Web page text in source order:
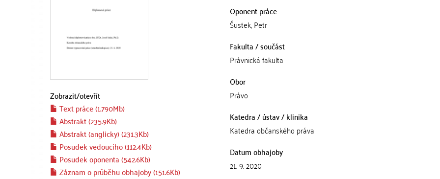
Zobrazit/otevřít
Text práce (1.790Mb)
Abstrakt (235.9Kb)
Abstrakt (anglicky) (231.3Kb)
Posudek vedoucího (112.4Kb)
Posudek oponenta (542.6Kb)
Záznam o průběhu obhajoby (151.6Kb)
Oponent práce
Šustek, Petr
Fakulta / součást
Právnická fakulta
Obor
Právo
Katedra / ústav / klinika
Katedra občanského práva
Datum obhajoby
21. 9. 2020